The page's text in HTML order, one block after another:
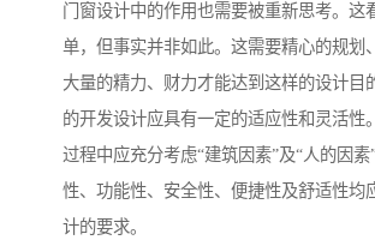
门窗设计中的作用也需要被重新思考。这
单，但事实并非如此。这需要精心的规划
大量的精力、财力才能达到这样的设计目
的开发设计应具有一定的适应性和灵活性
过程中应充分考虑“建筑因素”及“人的因素
性、功能性、安全性、便捷性及舒适性均
计的要求。